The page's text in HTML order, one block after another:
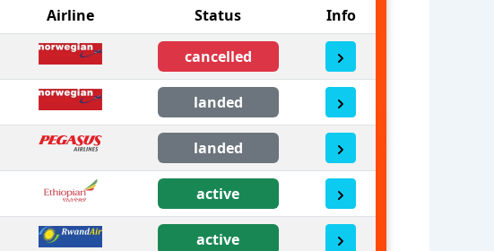
Airline Status
Info
cancelled
landed
landed
active
active